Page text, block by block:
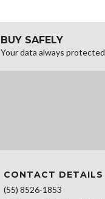
BUY SAFELY
Your data always protected
CONTACT DETAILS
(55) 8526-1853